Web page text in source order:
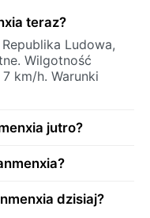
teraz?
Ludowa,
Wilgotność
km/h. Warunki
jutro?
dzisiaj?